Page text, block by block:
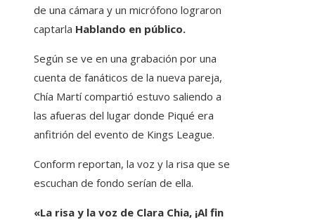
de una cámara y un micrófono lograron
captarla Hablando en público.
Según se ve en una grabación por una
cuenta de fanáticos de la nueva pareja,
Chía Martí compartió estuvo saliendo a
las afueras del lugar donde Piqué era
anfitrión del evento de Kings League.
Conform reportan, la voz y la risa que se
escuchan de fondo serían de ella.
«La risa y la voz de Clara Chia, ¡Al fin